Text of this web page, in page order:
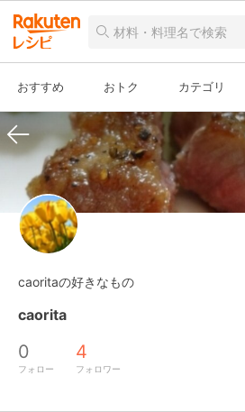
おすすめ おトク カテゴリ
caoritaの好きなもの
caorita
0
フォロー
4
フォロワー